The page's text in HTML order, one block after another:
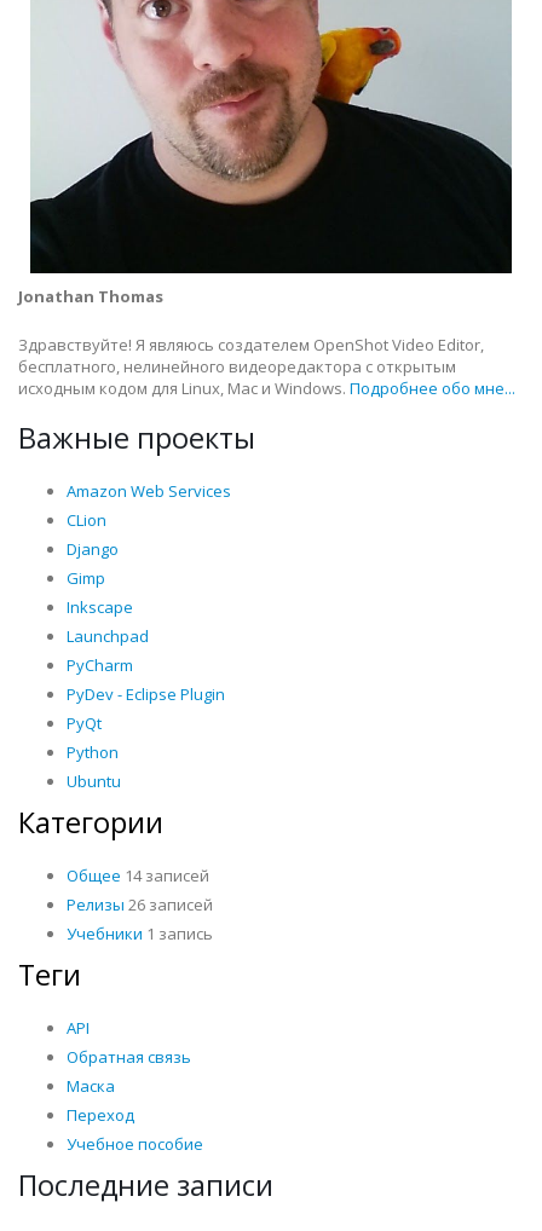
Jonathan Thomas
Здравствуйте! Я являюсь создателем OpenShot Video Editor,
бесплатного, нелинейного видеоредактора с открытым
исходным кодом для Linux, Mac и Windows. Подробнее обо мне...
Важные проекты
Amazon Web Services
CLion
Django
Gimp
Inkscape
Launchpad
PyCharm
PyDev - Eclipse Plugin
PyQt
Python
Ubuntu
Категории
Общее 14 записей
Релизы 26 записей
Учебники 1 запись
Теги
API
Обратная связь
Маска
Переход
Учебное пособие
Последние записи